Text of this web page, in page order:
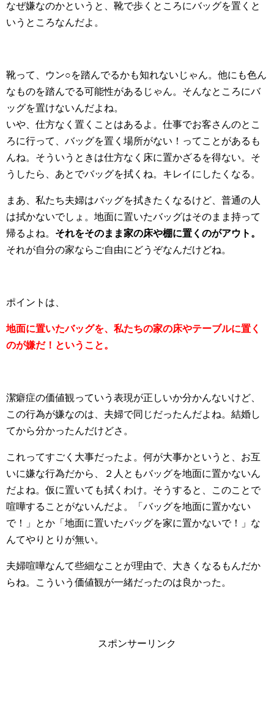
なぜ嫌なのかというと、靴で歩くところにバッグを置くと
いうところなんだよ。
靴って、ウン○を踏んでるかも知れないじゃん。他にも色ん
なものを踏んでる可能性があるじゃん。そんなところにバ
ッグを置けないんだよね。
いや、仕方なく置くことはあるよ。仕事でお客さんのとこ
ろに行って、バッグを置く場所がない！ってことがあるも
んね。そういうときは仕方なく床に置かざるを得ない。そ
うしたら、あとでバッグを拭くね。キレイにしたくなる。
まあ、私たち夫婦はバッグを拭きたくなるけど、普通の人
は拭かないでしょ。地面に置いたバッグはそのまま持って
帰るよね。 それをそのまま家の床や棚に置くのがアウト。
それが自分の家ならご自由にどうぞなんだけどね。
ポイントは、
地面に置いたバッグを、私たちの家の床やテーブルに置く
のが嫌だ！ということ。
潔癖症の価値観っていう表現が正しいか分かんないけど、
この行為が嫌なのは、夫婦で同じだったんだよね。結婚し
てから分かったんだけどさ。
これってすごく大事だったよ。何が大事かというと、お互
いに嫌な行為だから、２人ともバッグを地面に置かないん
だよね。仮に置いても拭くわけ。そうすると、このことで
喧嘩することがないんだよ。「バッグを地面に置かない
で！」とか「地面に置いたバッグを家に置かないで！」な
んてやりとりが無い。
夫婦喧嘩なんて些細なことが理由で、大きくなるもんだか
らね。こういう価値観が一緒だったのは良かった。
スポンサーリンク